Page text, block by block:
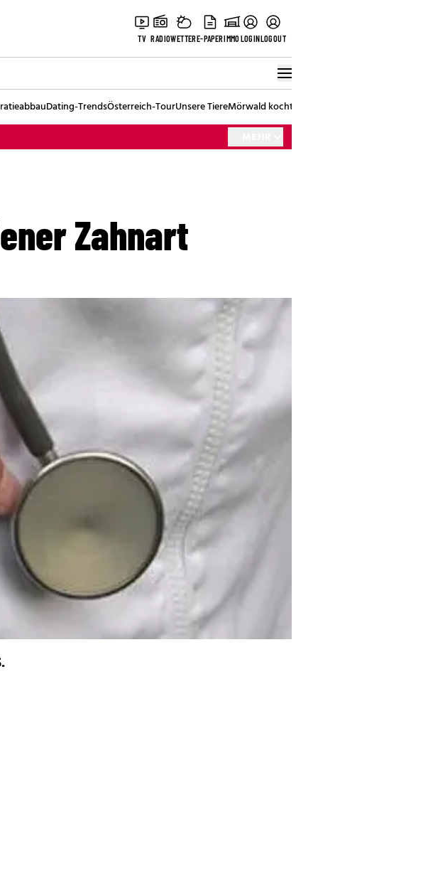
TV RADIOWETTERE-PAPERIMMOLOGINLOGOUT
Dating-TrendsÖsterreich-TourUnsere TiereMörwald kocht
Zahnart